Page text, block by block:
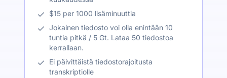
$15 per 1000 lisäminuuttia
Jokainen tiedosto voi olla enintään 10
tuntia pitkä / 5 Gt. Lataa 50 tiedostoa
kerrallaan.
Ei päivittäistä tiedostorajoitusta
transkriptiolle